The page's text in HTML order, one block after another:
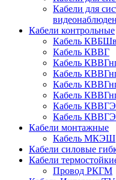
Кабели для
Кабели контрольные
Кабель КВБШв
Кабель КВВГ
Кабель
Кабель
Кабель
Кабель
Кабель
Кабель
Кабели монтажные
Кабель МКЭШ
Кабели силовые
Кабели
Провод РКГМ